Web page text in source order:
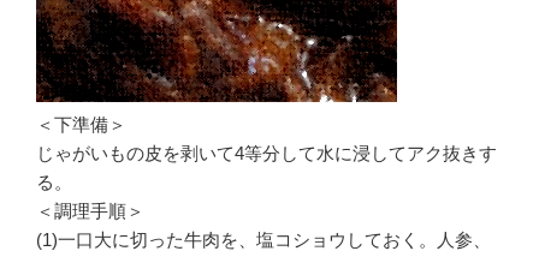
＜下準備＞
じゃがいもの皮を剥いて4等分して水に浸してアク抜きす
る。
＜調理手順＞
(1)一口大に切った牛肉を、塩コショウしておく。人参、